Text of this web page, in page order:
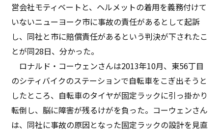
営会社モティベートと、ヘルメットの着用を義務付けて
いないニューヨーク市に事故の責任があるとして起訴
し、同社と市に賠償責任があるという判決が下されたこ
とが同28日、分かった。
ロナルド・コーウェンさんは2013年10月、東56丁目
のシティバイクのステーションで自転車をこぎ出そうと
したところ、自転車のタイヤが固定ラックに引っ掛かり
転倒し、脳に障害が残るけがを負った。コーウェンさん
は、同社に事故の原因となった固定ラックの設計を見直